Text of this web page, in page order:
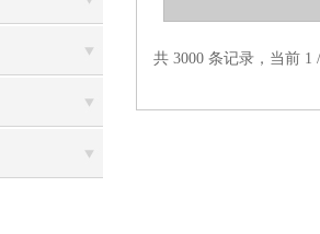
共 3000 条记录，当前